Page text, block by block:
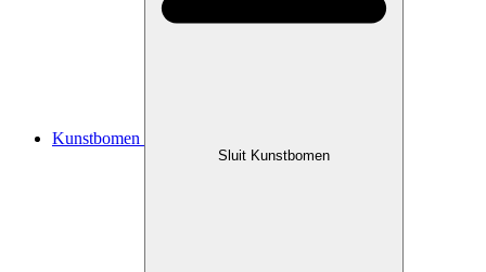
Kunstbomen
Sluit Kunstbomen